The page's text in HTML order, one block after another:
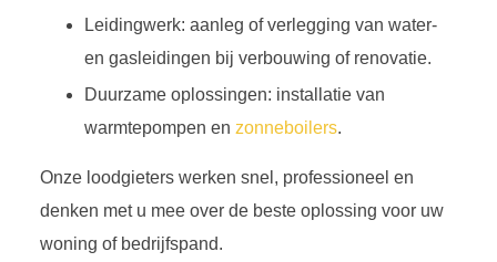
Leidingwerk: aanleg of verlegging van water-
en gasleidingen bij verbouwing of renovatie.
Duurzame oplossingen: installatie van
warmtepompen en zonneboilers.
Onze loodgieters werken snel, professioneel en
denken met u mee over de beste oplossing voor uw
woning of bedrijfspand.